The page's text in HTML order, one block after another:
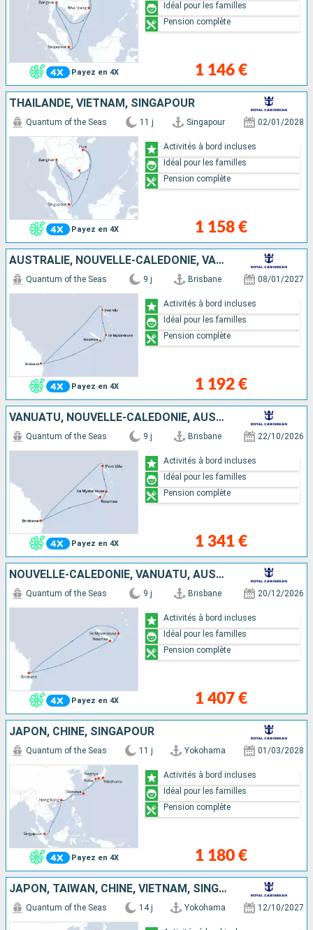
Payez en 4X 1 146 €
Idéal pour les familles
Pension complète
THAÏLANDE, VIETNAM, SINGAPOUR
Payez en 4X
Quantum of the Seas 11 j Singapour 02/01/2028
1 158 €
Activités à bord incluses
Idéal pour les familles
Pension complète
AUSTRALIE, NOUVELLE-CALÉDONIE, VANUATU
Payez en 4X
Quantum of the Seas 9 j Brisbane 08/01/2027
1 192 €
Activités à bord incluses
Idéal pour les familles
Pension complète
VANUATU, NOUVELLE-CALÉDONIE, AUSTRALIE
Payez en 4X
Quantum of the Seas 9 j Brisbane 22/10/2026
1 341 €
Activités à bord incluses
Idéal pour les familles
Pension complète
NOUVELLE-CALÉDONIE, VANUATU, AUSTRALIE
Payez en 4X
Quantum of the Seas 9 j Brisbane 20/12/2026
1 407 €
Activités à bord incluses
Idéal pour les familles
Pension complète
JAPON, CHINE, SINGAPOUR
Payez en 4X
Quantum of the Seas 11 j Yokohama 01/03/2028
1 180 €
Activités à bord incluses
Idéal pour les familles
Pension complète
JAPON, TAÏWAN, CHINE, VIETNAM, SINGAPOUR
Quantum of the Seas 14 j Yokohama 12/10/2027